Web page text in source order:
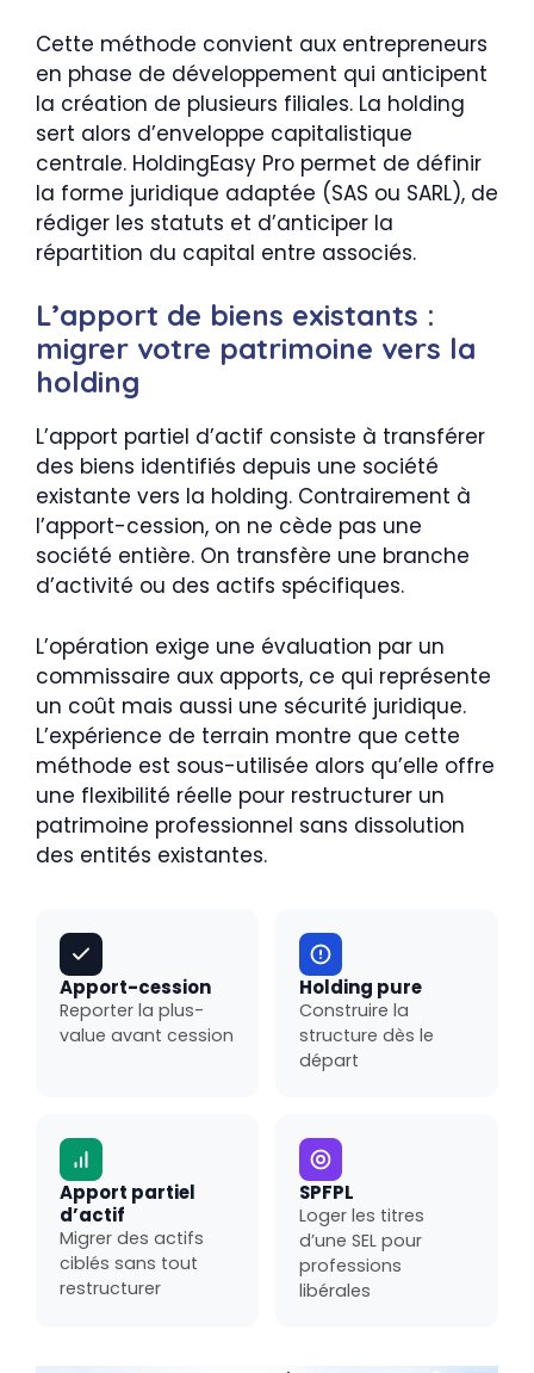
Cette méthode convient aux entrepreneurs
en phase de développement qui anticipent
la création de plusieurs filiales. La holding
sert alors d’enveloppe capitalistique
centrale. HoldingEasy Pro permet de définir
la forme juridique adaptée (SAS ou SARL), de
rédiger les statuts et d’anticiper la
répartition du capital entre associés.
L’apport de biens existants :
migrer votre patrimoine vers la
holding
L’apport partiel d’actif consiste à transférer
des biens identifiés depuis une société
existante vers la holding. Contrairement à
l’apport-cession, on ne cède pas une
société entière. On transfère une branche
d’activité ou des actifs spécifiques.
L’opération exige une évaluation par un
commissaire aux apports, ce qui représente
un coût mais aussi une sécurité juridique.
L’expérience de terrain montre que cette
méthode est sous-utilisée alors qu’elle offre
une flexibilité réelle pour restructurer un
patrimoine professionnel sans dissolution
des entités existantes.
Apport-cession
Reporter la plus-
value avant cession
Holding pure
Construire la
structure dès le
départ
Apport partiel
d’actif
Migrer des actifs
ciblés sans tout
restructurer
SPFPL
Loger les titres
d’une SEL pour
professions
libérales